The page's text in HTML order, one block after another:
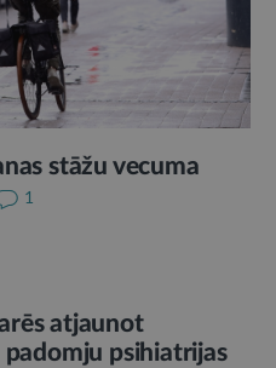
stāžu vecuma
1
atjaunot
psihiatrijas